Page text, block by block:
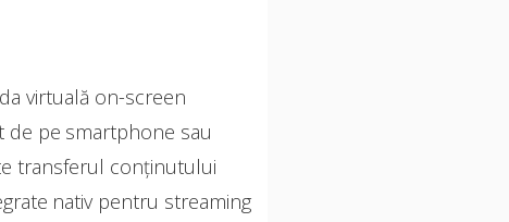
virtuală on-screen
de pe smartphone sau
transferul conținutului
nativ pentru streaming